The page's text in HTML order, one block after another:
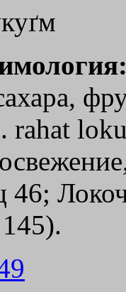
rаhаt
46;